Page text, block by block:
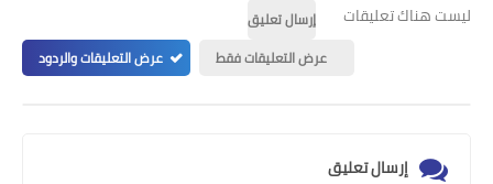
ليست هناك تعليقات
إرسال تعليق
عرض التعليقات فقط
عرض التعليقات والردود
إرسال تعليق